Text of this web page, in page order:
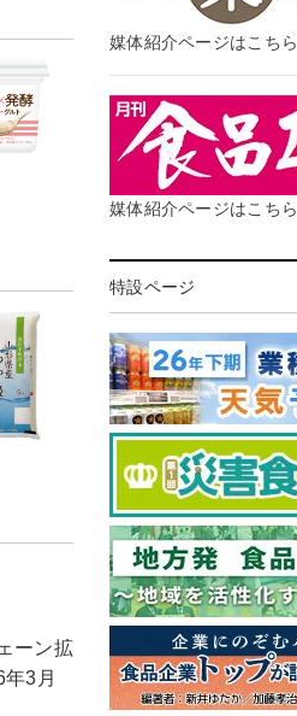
ーン拡
3月
媒体紹介ページはこちら
媒体紹介ページはこちら
特設ページ